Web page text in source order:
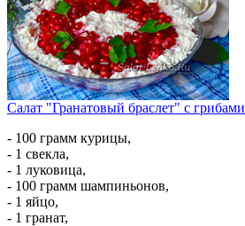
Салат "Гранатовый браслет" с грибами
- 100 грамм курицы,
- 1 свекла,
- 1 луковица,
- 100 грамм шампиньонов,
- 1 яйцо,
- 1 гранат,